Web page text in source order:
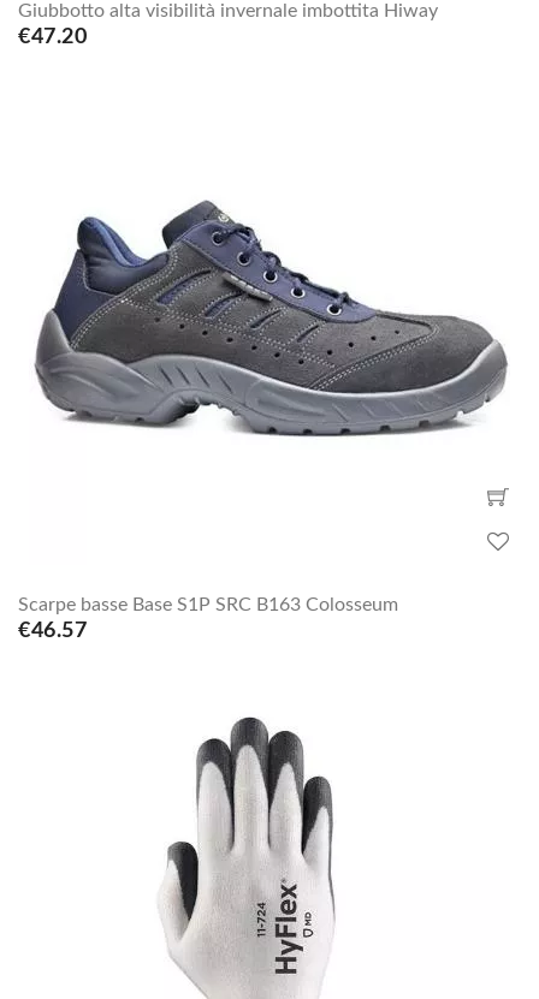
Giubbotto alta visibilità invernale imbottita Hiway
€47.20
Scarpe basse Base S1P SRC B163 Colosseum
€46.57